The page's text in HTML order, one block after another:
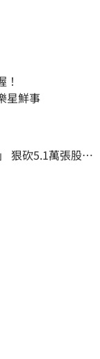
星鮮事
狠砍5.1萬張股價